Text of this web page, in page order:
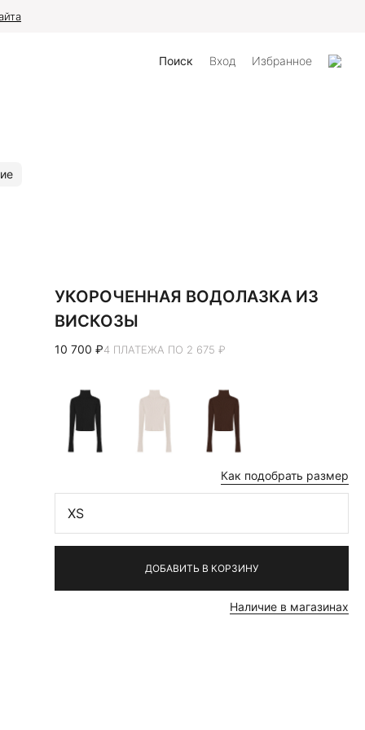
Поиск Вход Избранное
УКОРОЧЕННАЯ ВОДОЛАЗКА ИЗ
ВИСКОЗЫ
10 700 ₽4 ПЛАТЕЖА ПО 2 675 ₽
Как подобрать размер
XS
ДОБАВИТЬ В КОРЗИНУ
Наличие в магазинах